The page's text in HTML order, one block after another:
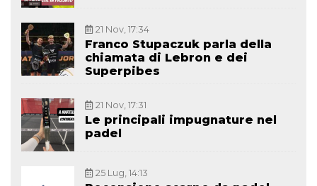
21 Nov, 17:34
Franco Stupaczuk parla della
chiamata di Lebron e dei
Superpibes
21 Nov, 17:31
Le principali impugnature nel
padel
25 Lug, 14:13